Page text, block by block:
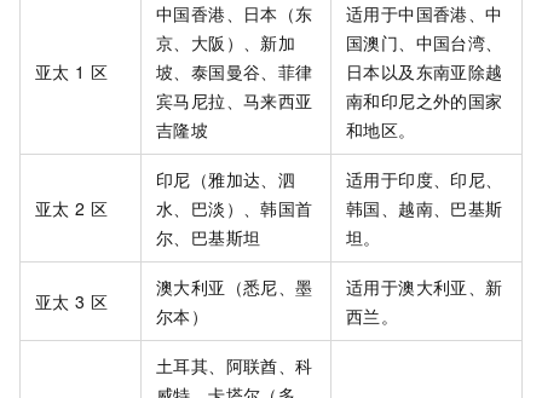
亚太 1 区
中国香港、日本（东
京、大阪）、新加
坡、泰国曼谷、菲律
宾马尼拉、马来西亚
吉隆坡
适用于中国香港、中
国澳门、中国台湾、
日本以及东南亚除越
南和印尼之外的国家
和地区。
亚太 2 区
印尼（雅加达、泗
水、巴淡）、韩国首
尔、巴基斯坦
适用于印度、印尼、
韩国、越南、巴基斯
坦。
亚太 3 区
澳大利亚（悉尼、墨
尔本）
适用于澳大利亚、新
西兰。
土耳其、阿联酋、科